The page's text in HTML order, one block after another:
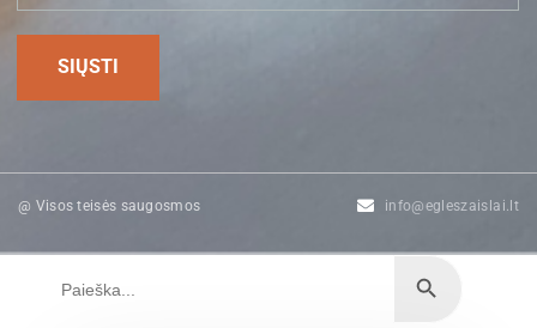
@ Visos teisės saugosmos info@egleszaislai.lt